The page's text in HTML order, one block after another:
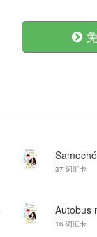
37 词汇卡
Autobus
16 词汇卡